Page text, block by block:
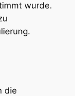
wurde.
die